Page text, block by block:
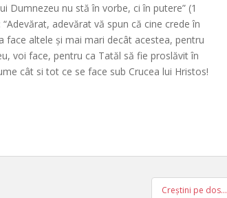
Dumnezeu nu stă în vorbe, ci în putere” (1
adevărat vă spun că cine crede în
face altele și mai mari decât acestea, pentru
voi face, pentru ca Tatăl să fie proslăvit în
cât si tot ce se face sub Crucea lui Hristos!
Creștini pe dos…